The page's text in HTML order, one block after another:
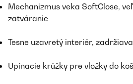
Mechanizmus veka SoftClose,
zatváranie
Tesne uzavretý interiér,
Upínacie krúžky pre vložky do